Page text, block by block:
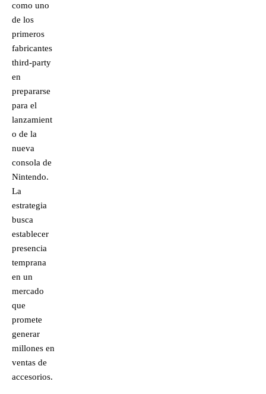
como uno
de los
primeros
fabricantes
third-party
en
prepararse
para el
lanzamient
o de la
nueva
consola de
Nintendo.
La
estrategia
busca
establecer
presencia
temprana
en un
mercado
que
promete
generar
millones en
ventas de
accesorios.